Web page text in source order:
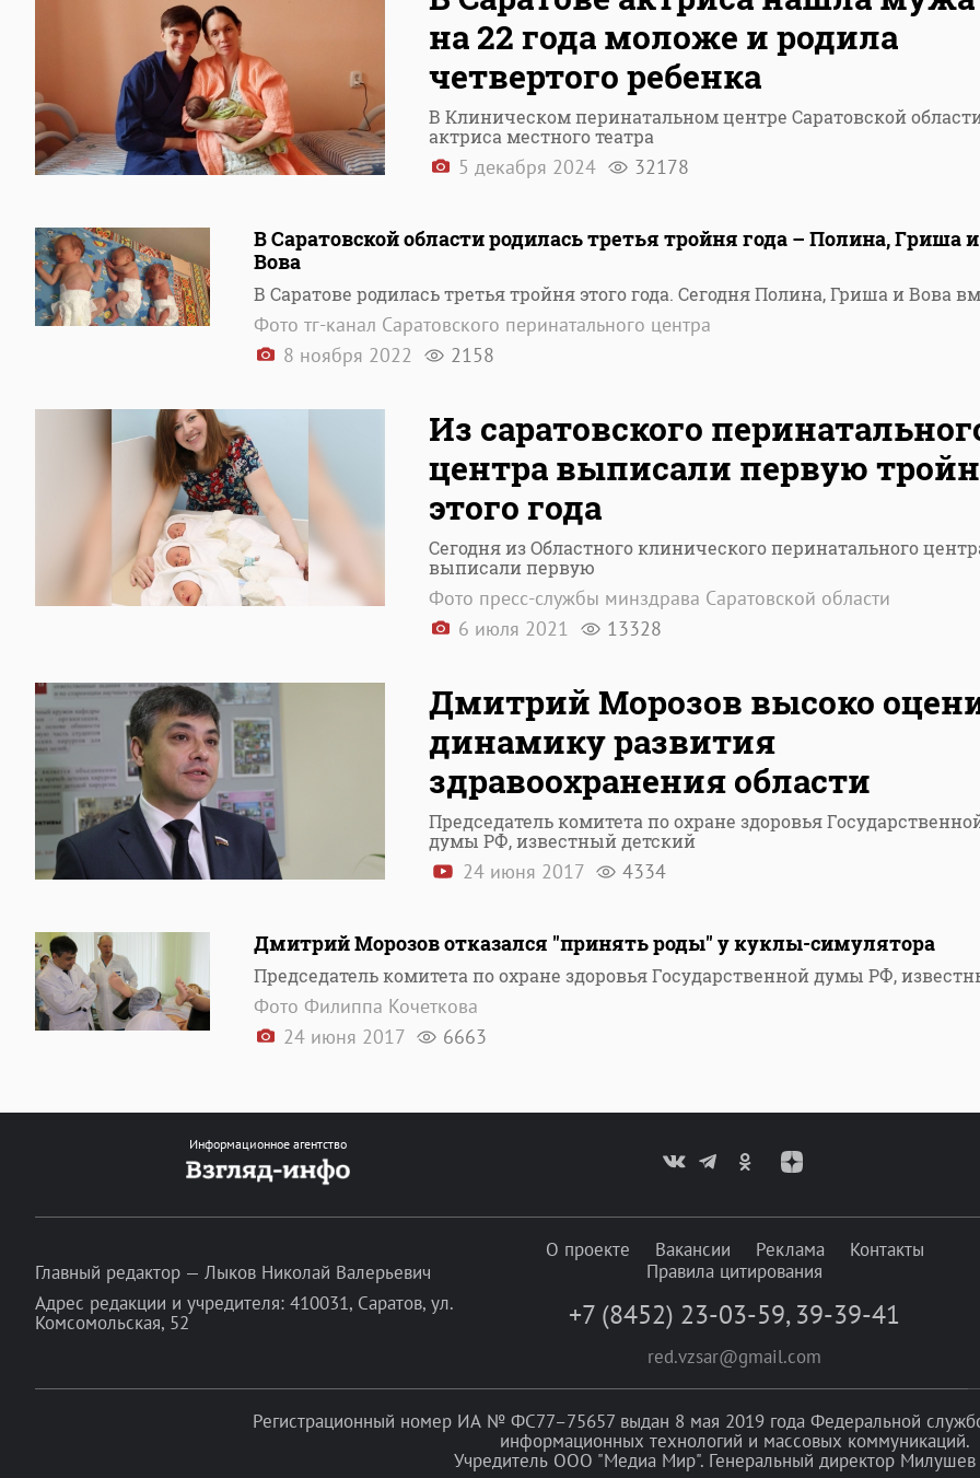
на 22 года моложе и родила
четвертого ребенка
В Клиническом перинатальном центре Саратовской
актриса местного театра
5 декабря 2024 32178
В Саратовской области родилась третья тройня года – Полина, Гриша и
Вова
В Саратове родилась третья тройня этого года. Сегодня Полина, Гриша и Вова
Фото тг-канал Саратовского перинатального центра
8 ноября 2022
2158
Из саратовского
центра выписали первую
этого года
Сегодня из Областного клинического перинатального
выписали первую
Фото пресс-службы минздрава Саратовской области
6 июля 2021
13328
Дмитрий Морозов высоко
динамику развития
здравоохранения области
Председатель комитета по охране здоровья
думы РФ, известный детский
24 июня 2017 4334
Дмитрий Морозов отказался "принять роды" у куклы-симулятора
Председатель комитета по охране здоровья Государственной думы РФ,
Фото Филиппа Кочеткова
24 июня 2017
6663
Информационное агентство
Главный редактор — Лыков Николай Валерьевич
Адрес редакции и учредителя: 410031, Саратов, ул.
Комсомольская, 52
О проекте Вакансии Реклама
Контакты
Правила цитирования
+7 (8452) 23-03-59, 39-39-41
red.vzsar@gmail.com
Регистрационный номер ИА № ФС77–75657 выдан 8 мая 2019 года Федеральной
информационных технологий и массовых коммуникаций.
Учредитель ООО "Медиа Мир". Генеральный директор